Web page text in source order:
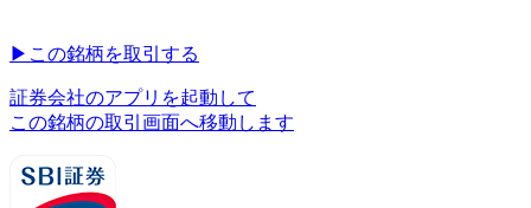
▶︎ この銘柄を取引する
証券会社のアプリを起動して
この銘柄の取引画面へ移動します